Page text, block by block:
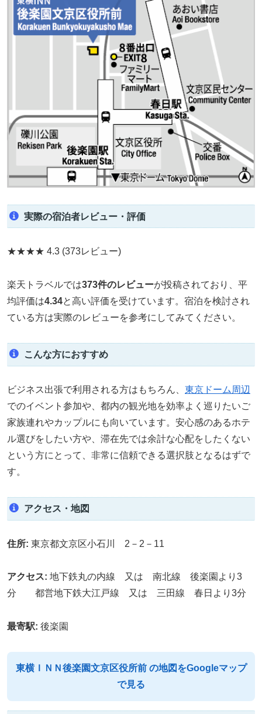
実際の宿泊者レビュー・評価
★★★★ 4.3 (373レビュー)
楽天トラベルでは373件のレビューが投稿されており、平
均評価は4.34と高い評価を受けています。宿泊を検討され
ている方は実際のレビューを参考にしてみてください。
こんな方におすすめ
ビジネス出張で利用される方はもちろん、 東京ドーム周辺
でのイベント参加や、都内の観光地を効率よく巡りたいご
家族連れやカップルにも向いています。安心感のあるホテ
ル選びをしたい方や、滞在先では余計な心配をしたくない
という方にとって、非常に信頼できる選択肢となるはずで
す。
アクセス・地図
住所: 東京都文京区小石川 2－2－11
アクセス: 地下鉄丸の内線 又は 南北線 後楽園より3
分 都営地下鉄大江戸線 又は 三田線 春日より3分
最寄駅: 後楽園
東横ＩＮＮ後楽園文京区役所前 の地図をGoogleマップ
で見る